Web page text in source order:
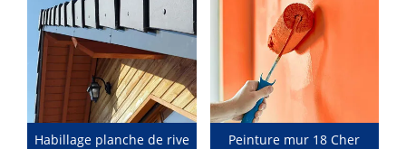
Habillage planche de rive
Peinture mur 18 Cher